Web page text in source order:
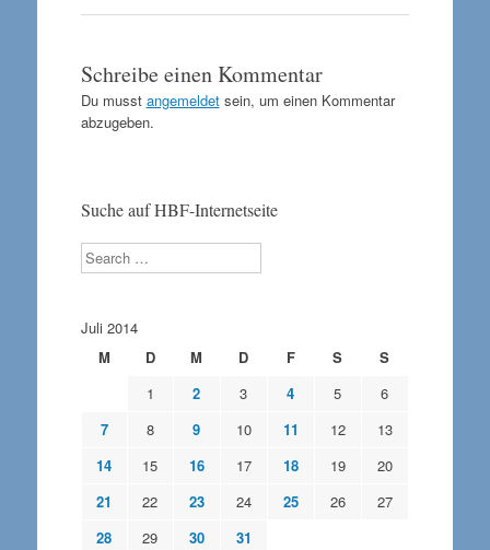
Schreibe einen Kommentar
Du musst angemeldetsein, um einen Kommentar
abzugeben.
Suche auf HBF-Internetseite
Search
Juli 2014
M
D M D F S
S
1
2 3 4 5
6
7
8 9 10 11 12
13
14
15 16 17 18 19
20
21
22 23 24 25 26
27
28
29 30 31